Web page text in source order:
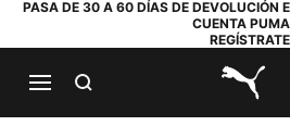
PASA DE 30 A 60 DÍAS DE DEVOLUCIÓN
CUENTA
REGÍSTRATE